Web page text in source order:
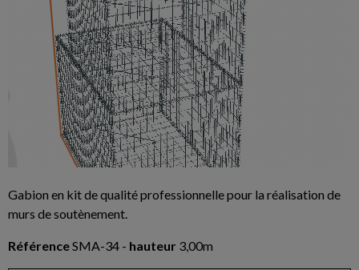
Gabion en kit de qualité professionnelle pour la réalisation de
murs de soutènement.
RéférenceSMA-34 - hauteur 3,00m